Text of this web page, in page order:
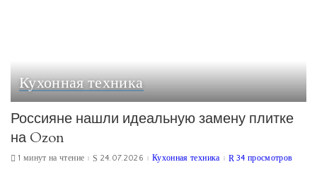
Кухонная техника
Россияне нашли идеальную замену плитке
на Ozon
1 минут на чтение 24.07.2026 Кухонная техника 34 просмотров